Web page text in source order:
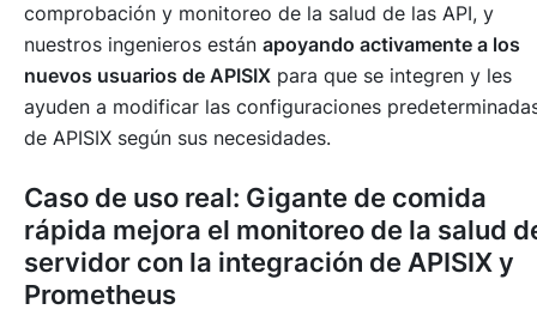
comprobación y monitoreo de la salud de las API, y
nuestros ingenieros están apoyando activamente a los
nuevos usuarios de APISIX para que se integren y les
ayuden a modificar las configuraciones
de APISIX según sus necesidades.
Caso de uso real: Gigante de comida
rápida mejora el monitoreo de la salud
servidor con la integración de APISIX y
Prometheus